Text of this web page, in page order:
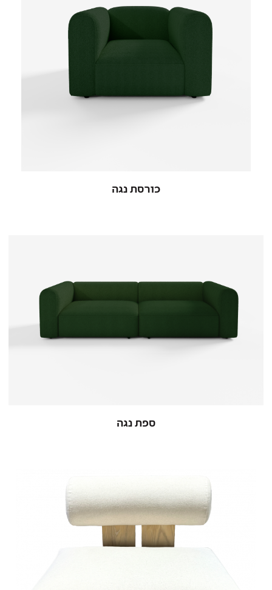
כורסת נגה
ספת נגה